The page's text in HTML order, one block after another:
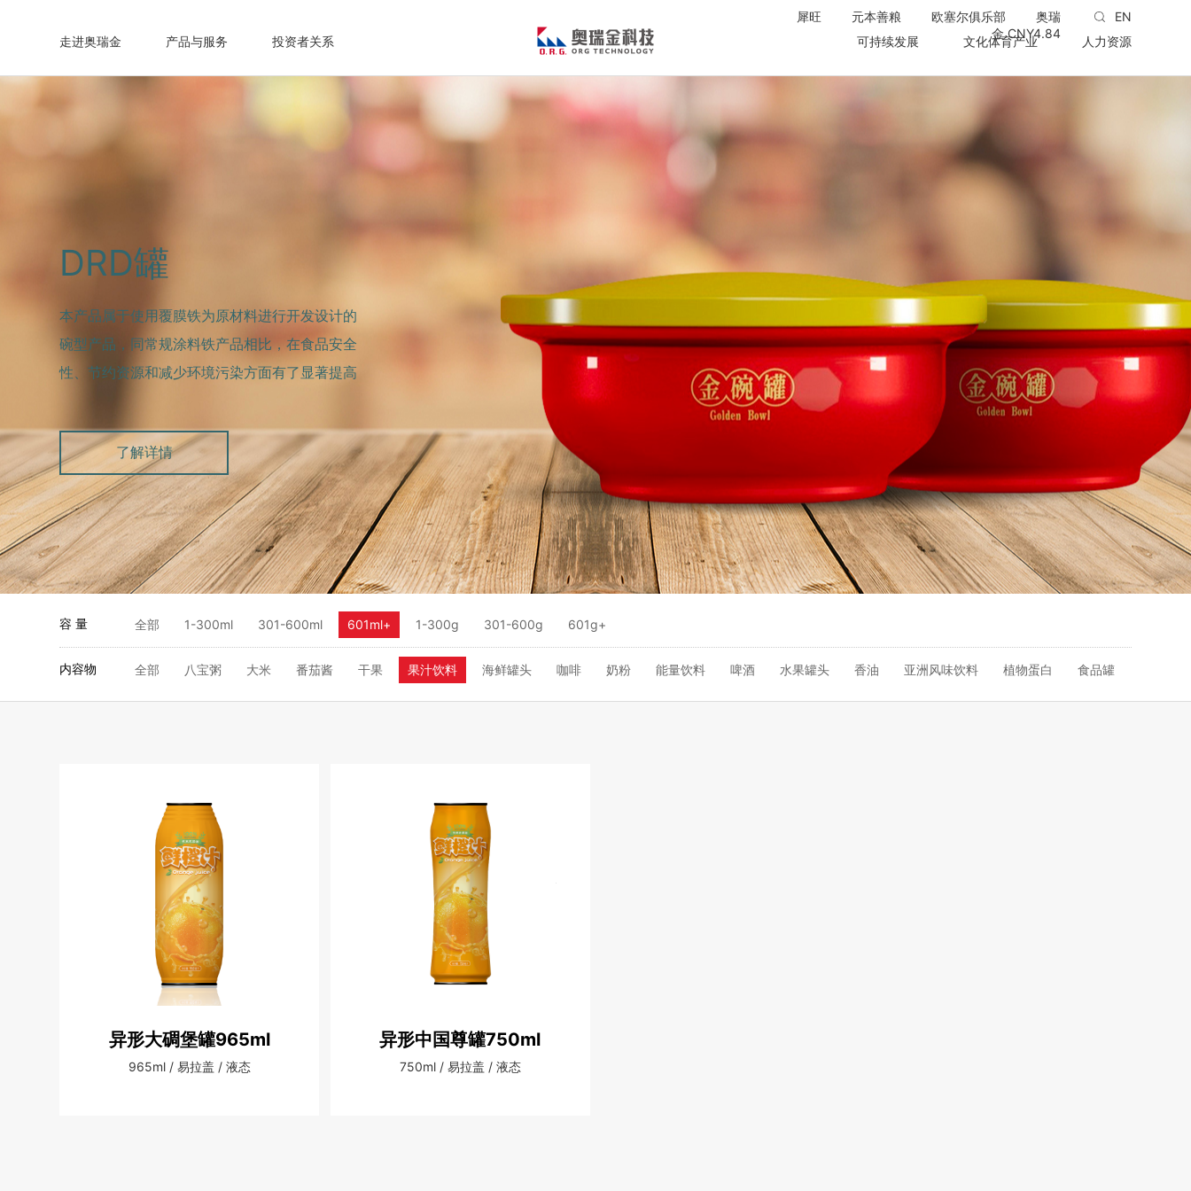
走进奥瑞金 产品与服务 投资者关系 可持续发展 文化体育产业 人力资源
犀旺 元本善粮 欧塞尔俱乐部
奥瑞
金 CNY4.84
EN
DRD罐
本产品属于使用覆膜铁为原材料进行开发设计的
碗型产品，同常规涂料铁产品相比，在食品安全
性、节约资源和减少环境污染方面有了显著提高
了解详情
容 量 全部 1-300ml 301-600ml 601ml+ 1-300g 301-600g 601g+
内容物 全部 八宝粥 大米 番茄酱 干果 果汁饮料 海鲜罐头 咖啡 奶粉 能量饮料 啤酒 水果罐头 香油 亚洲风味饮料 植物蛋白 食品罐
异形大碉堡罐965ml
965ml / 易拉盖 / 液态
异形中国尊罐750ml
750ml / 易拉盖 / 液态